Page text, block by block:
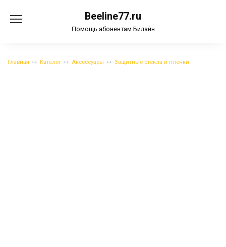
содержанию
Beeline77.ru
Помощь абонентам Билайн
Главная Каталог Аксессуары Защитные стёкла и плёнки